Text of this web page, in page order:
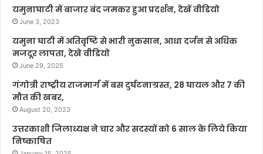
यमुनाघाटी में बाजार बंद जमकर हुआ प्रदर्शन, देखें वीडियो
June 3, 2023
यमुना घाटी में अतिवृष्टि से भारी नुकसान, आधा दर्जन से अधिक
मजदूर लापता, देखे वीडियो
June 29, 2025
गंगोत्री राष्ट्रीय राजमार्ग में बस दुर्घटनाग्रस्त, 28 घायल और 7 की
मौत की खबर,
August 20, 2023
उत्तरकाशी जिलाध्यक्ष ने चार और सदस्यों को 6 साल के लिये किया
निष्काषित